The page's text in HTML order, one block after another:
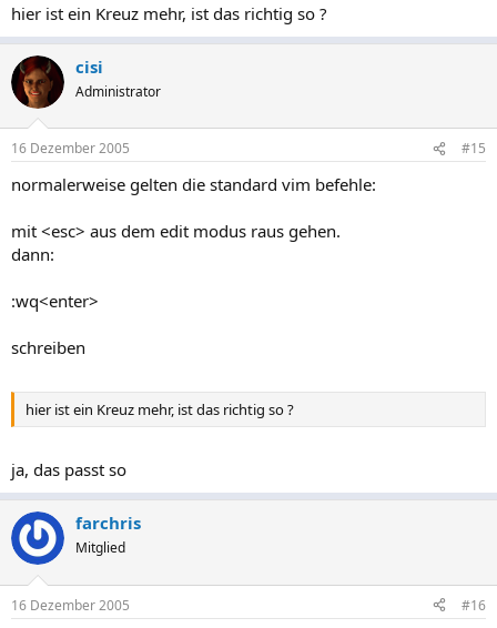
hier ist ein Kreuz mehr, ist das richtig so ?
cisi
Administrator
16 Dezember 2005 #15
normalerweise gelten die standard vim befehle:
mit <esc> aus dem edit modus raus gehen.
dann:
:wq<enter>
schreiben
hier ist ein Kreuz mehr, ist das richtig so ?
ja, das passt so
farchris
Mitglied
16 Dezember 2005 #16